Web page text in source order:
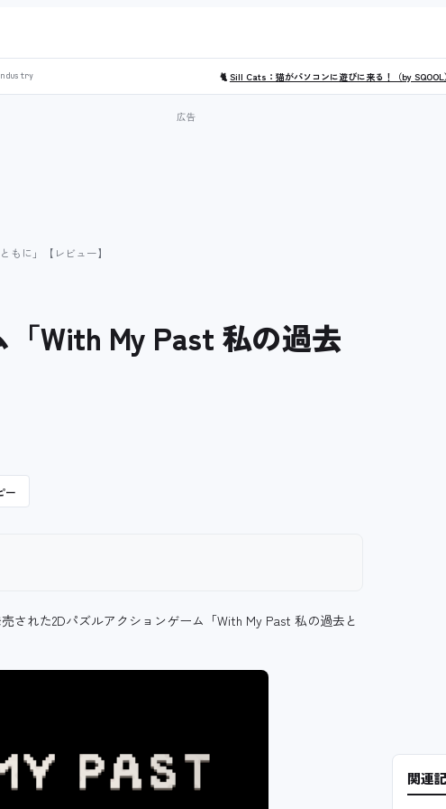
🐈Sill Cats：猫がパソコンに遊びに来る！（by
もに」【レビュー】
With My Past 私の過去
ー
された2Dパズルアクションゲーム「With My Past 私の過去と
関連